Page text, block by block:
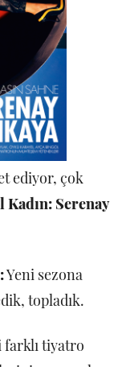
ediyor, çok
Kadın: Serenay
Yeni sezona
topladık.
farklı tiyatro